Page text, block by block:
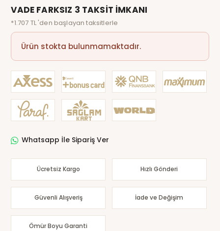
VADE FARKSIZ 3 TAKSİT İMKANI
*1.707 TL 'den başlayan taksitlerle
Ürün stokta bulunmamaktadır.
Whatsapp İle Sipariş Ver
Ücretsiz Kargo Hızlı Gönderi
Güvenli Alışveriş İade ve Değişim
Ömür Boyu Garanti